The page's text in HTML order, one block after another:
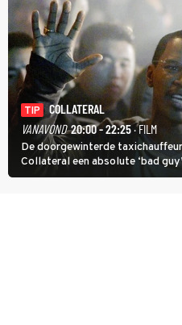
TIP
COLLATERAL
VANAVOND 20:00 - 22:25· FILM
De doorgewinterde
Collateral een absolute ‘bad
Cruise) heeft hem nodig om